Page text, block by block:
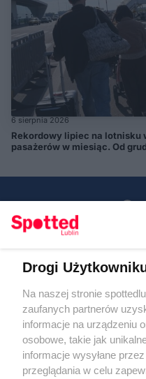
6 sierpnia 2026
Rekordowy lipiec na lotnisku
pasażerów w miesiąc. Od
KATEGORIE
Regulamin
Polityka prywatności
RODO
Warunki
Drogi
Na naszej stronie
zaufanych partnerów
informacje na urządzeniu
osobowe, takie jak
informacje wysyłane
przeglądania w celu